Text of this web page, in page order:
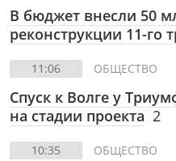
В бюджет внесли 50
реконструкции 11-го
11:06 ОБЩЕСТВО
Спуск к Волге у
на стадии проекта 2
10:35 ОБЩЕСТВО